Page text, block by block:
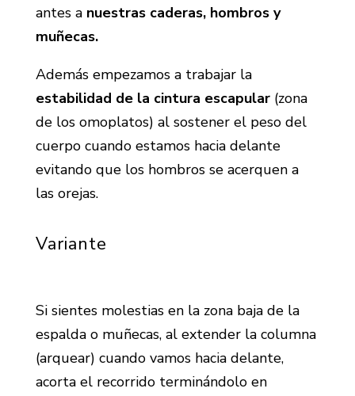
antes a nuestras caderas, hombros y
muñecas.
Además empezamos a trabajar la
estabilidad de la cintura escapular(zona
de los omoplatos) al sostener el peso del
cuerpo cuando estamos hacia delante
evitando que los hombros se acerquen a
las orejas.
Variante
Si sientes molestias en la zona baja de la
espalda o muñecas, al extender la columna
(arquear) cuando vamos hacia delante,
acorta el recorrido terminándolo en